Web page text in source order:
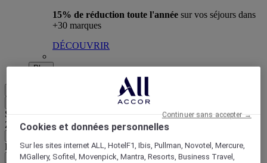
15% de réduction toute l'année sur vos séjours dans
+30 marques
DÉCOUVRIR
Plus
Sélectionnez votre zone et votre langue ci-dessous
Zone géographique
Pays/Région - Langue
Cookies et données personnelles
Sur les sites internet ALL, HotelF1, Ibis, Pullman, Novotel, Mercure,
MGallery, Sofitel, Movenpick, Mantra, Resorts, Business Travel,
Continuer sans accepter →